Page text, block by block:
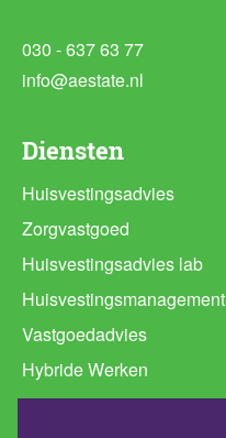
Diensten
Huisvestingsadvies
Zorgvastgoed
Huisvestingsadvies lab
Huisvestingsmanagement
Vastgoedadvies
Hybride Werken
Ruimtebehoefte analyse
030 - 637 63 77
info@aestate.nl